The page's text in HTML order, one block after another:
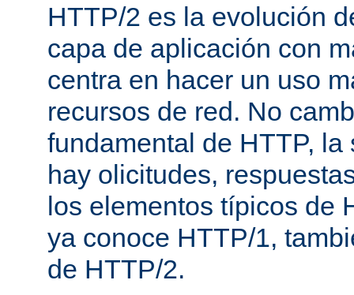
HTTP/2 es la evolución
capa de aplicación con
centra en hacer un uso
recursos de red. No
fundamental de HTTP, la
hay olicitudes,
los elementos típicos de
ya conoce HTTP/1,
de HTTP/2.